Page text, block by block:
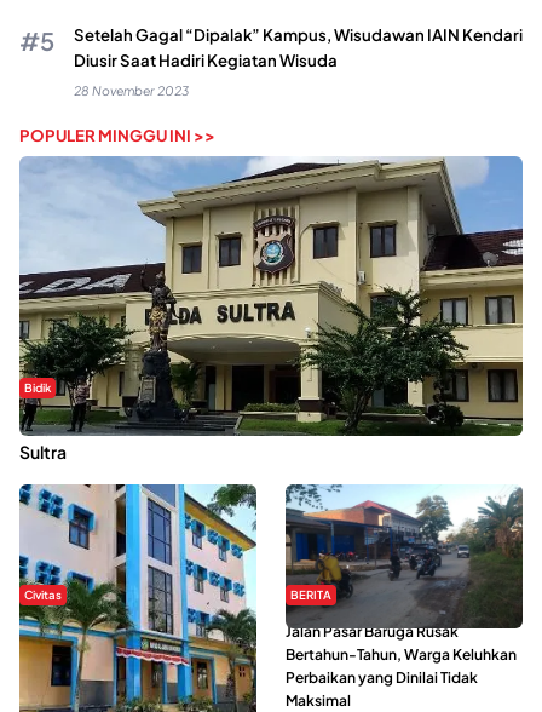
Setelah Gagal “Dipalak” Kampus, Wisudawan IAIN Kendari
Diusir Saat Hadiri Kegiatan Wisuda
28 November 2023
POPULER MINGGU INI >>
Bidik
Dugaan Kekerasan Seksual di UIN Kendari Dilaporkan ke Polda
Sultra
Civitas
Di Balik Kehidupan Ma’had Al-
Jami’ah UIN Kendari : Mahasiswa
Ceritakan Manfaat dan Tantangan
BERITA
Jalan Pasar Baruga Rusak
Bertahun-Tahun, Warga Keluhkan
Perbaikan yang Dinilai Tidak
Maksimal